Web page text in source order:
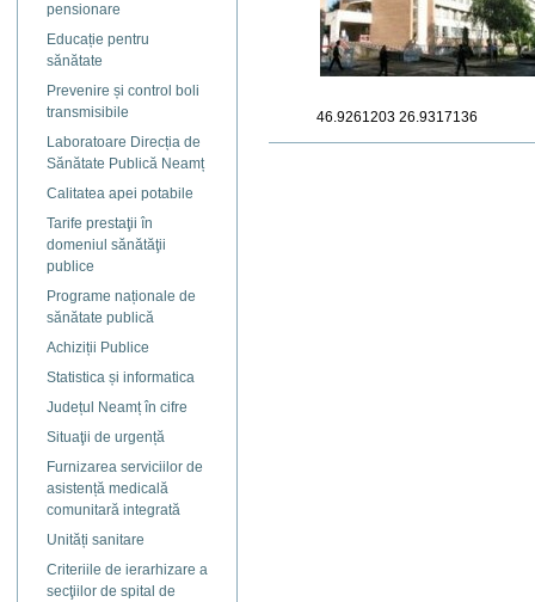
pensionare
Educație pentru
sănătate
Prevenire și control boli
transmisibile
Laboratoare Direcția de
Sănătate Publică Neamț
Calitatea apei potabile
Tarife prestaţii în
domeniul sănătăţii
publice
Programe naționale de
sănătate publică
Achiziții Publice
Statistica și informatica
Județul Neamț în cifre
Situaţii de urgență
Furnizarea serviciilor de
asistență medicală
comunitară integrată
Unități sanitare
Criteriile de ierarhizare a
secţiilor de spital de
46.9261203 26.9317136